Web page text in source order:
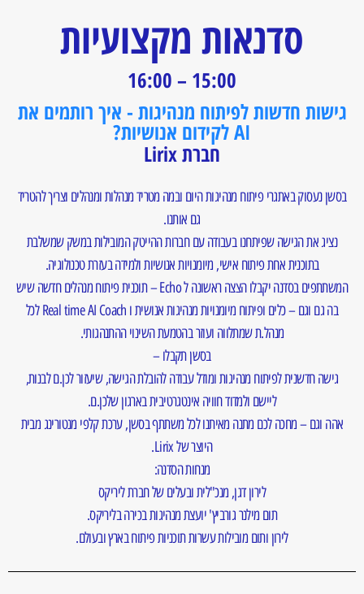
סדנאות מקצועיות
15:00 – 16:00
גישות חדשות לפיתוח מנהיגות - איך רותמים את
AI לקידום אנושיות?
חברת Lirix
בסשן נעסוק באתגרי פיתוח מנהיגות היום ובמה מטריד מנהלות ומנהלים וצריך להטריד
גם אותנו.
נציג את הגישה שפיתחנו בעבודה עם חברות ההייטק המובילות במשק שמשלבת
בתוכנית אחת פיתוח אישי, מיומנויות אנושיות ולמידה בעזרת טכנולוגיה.
המשתתפים בסדנה יקבלו הצצה ראשונה ל Echo – תוכנית פיתוח מנהלים חדשה שיש
בה גם וגם – כלים ופיתוח מיומנויות מנהיגות אנושית ו Real time AI Coach לכל
מנהל.ת שמתלווה ועוזר בהטמעת השינוי ההתנהגותי.
בסשן תקבלו –
גישה חדשנית לפיתוח מנהיגות ומודל עבודה להובלת הגישה, שיעזור לכן.ם לבנות,
ליישם ולמדוד חוויה אינטגרטיבית בארגון שלכן.ם.
אהה וגם – מחכה לכם מתנה מאיתנו לכל משתתף בסשן, ערכת קלפי מנטורינג מבית
היוצר של Lirix.
מנחות הסדנה:
לירון דגן, מנכ"לית ובעלים של חברת ליריקס
תום מילנר גורביץ' יועצת מנהיגות בכירה בליריקס.
לירון ותום מובילות עשרות תוכניות פיתוח בארץ ובעולם.